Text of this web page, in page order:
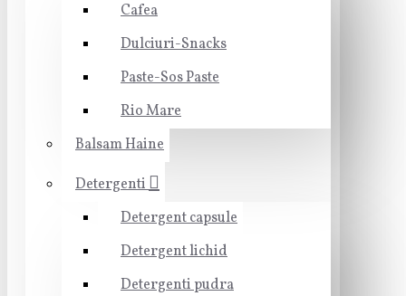
Cafea
Dulciuri-Snacks
Paste-Sos Paste
Rio Mare
Balsam Haine
Detergenti
Detergent capsule
Detergent lichid
Detergenti pudra